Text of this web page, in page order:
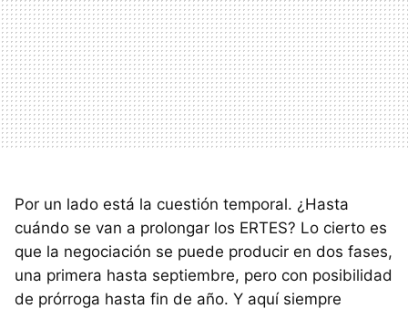
Por un lado está la cuestión temporal. ¿Hasta
cuándo se van a prolongar los ERTES? Lo cierto es
que la negociación se puede producir en dos fases,
una primera hasta septiembre, pero con posibilidad
de prórroga hasta fin de año. Y aquí siempre